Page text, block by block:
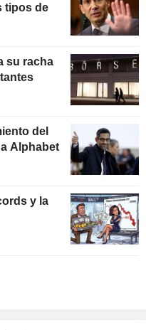
tipos de
su racha
del
Alphabet
y la